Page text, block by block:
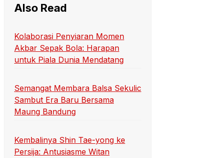
Also Read
Kolaborasi Penyiaran Momen
Akbar Sepak Bola: Harapan
untuk Piala Dunia Mendatang
Semangat Membara Balsa Sekulic
Sambut Era Baru Bersama
Maung Bandung
Kembalinya Shin Tae-yong ke
Persija: Antusiasme Witan